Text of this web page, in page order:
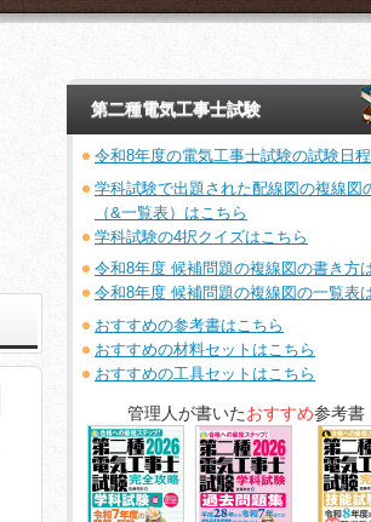
第二種電気工事士試験
令和8年度の電気工事士試験の試験日程
学科試験で出題された配線図の複線図
（&一覧表）はこちら
学科試験の4択クイズはこちら
令和8年度 候補問題の複線図の書き方
令和8年度 候補問題の複線図の一覧表
おすすめの参考書はこちら
おすすめの材料セットはこちら
おすすめの工具セットはこちら
管理人が書いたおすすめ参考書